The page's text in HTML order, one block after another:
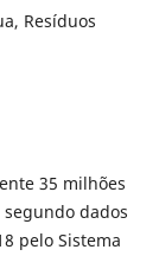
Resíduos
35 milhões
dados
pelo Sistema